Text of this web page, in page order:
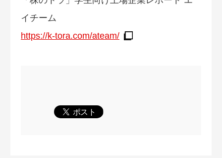
イチーム
https://k-tora.com/ateam/